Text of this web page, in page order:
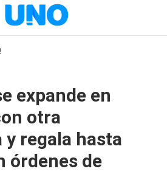
expande en
otra
y regala hasta
órdenes de